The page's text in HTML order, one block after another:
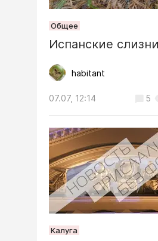
Общее
Испанские слизни
habitant
07.07, 12:14 5
Калуга